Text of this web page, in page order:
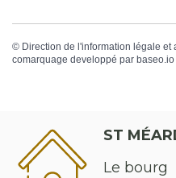
© Direction de l'information légale et
comarquage developpé par baseo.io
ST
Le bourg